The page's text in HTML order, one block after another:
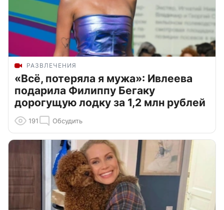
РАЗВЛЕЧЕНИЯ
«Всё, потеряла я мужа»: Ивлеева
подарила Филиппу Бегаку
дорогущую лодку за 1,2 млн рублей
191 Обсудить